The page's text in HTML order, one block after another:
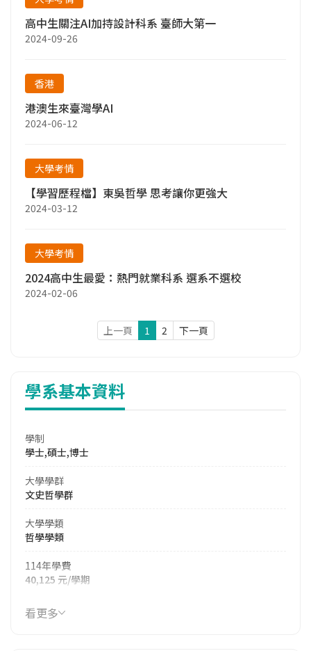
高中生關注AI加持設計科系 臺師大第一
2024-09-26
香港
港澳生來臺灣學AI
2024-06-12
大學考情
【學習歷程檔】東吳哲學 思考讓你更強大
2024-03-12
大學考情
2024高中生最愛：熱門就業科系 選系不選校
2024-02-06
上一頁 1 2 下一頁
學系基本資料
學制
學士,碩士,博士
大學學群
文史哲學群
大學學類
哲學學類
114年學費
40,125 元/學期
114年雜費
8,092 元/學期
看更多